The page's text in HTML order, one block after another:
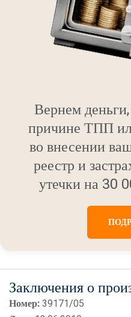
Вернем
причине ТПП
во внесении
реестр и
утечки на 30
Заключения о
Номер:39171/05